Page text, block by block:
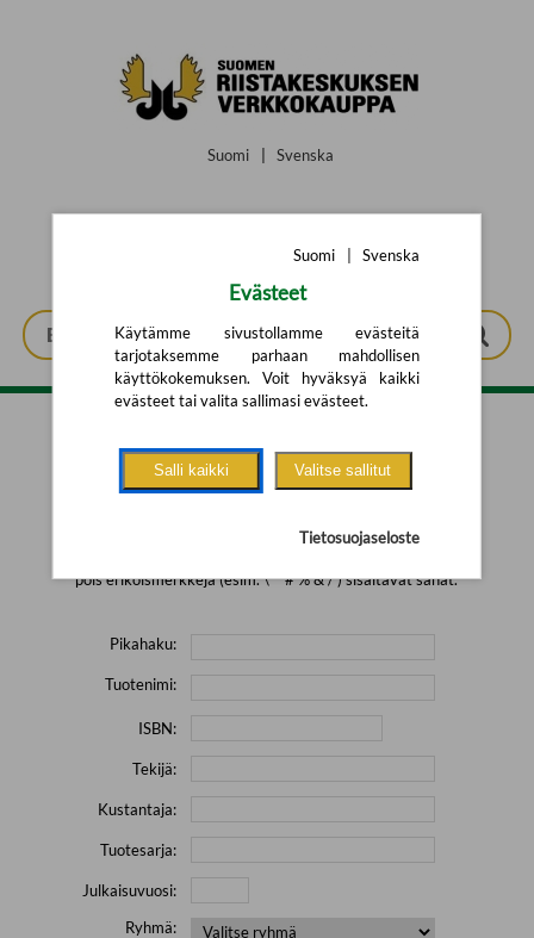
Suomi Svenska
Tarkennettu haku
pois erikoismerkkejä (esim. \' " # % & / ) sisältävät sanat.
Pikahaku:
Tuotenimi:
ISBN:
Tekijä:
Kustantaja:
Tuotesarja:
Julkaisuvuosi:
Ryhmä:
Suomi Svenska
Evästeet
Käytämme sivustollamme evästeitä
tarjotaksemme parhaan mahdollisen
käyttökokemuksen. Voit hyväksyä kaikki
evästeet tai valita sallimasi evästeet.
Salli kaikki Valitse sallitut
Tietosuojaseloste